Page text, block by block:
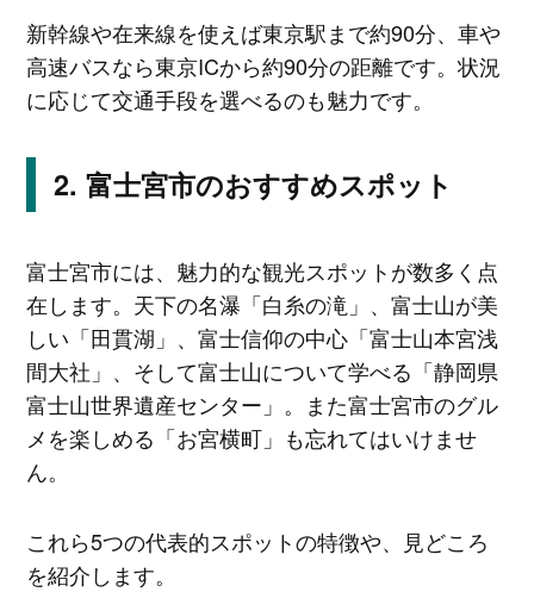
新幹線や在来線を使えば東京駅まで約90分、車や
高速バスなら東京ICから約90分の距離です。状況
に応じて交通手段を選べるのも魅力です。
富士宮市のおすすめスポット
富士宮市には、魅力的な観光スポットが数多く点
在します。天下の名瀑「白糸の滝」、富士山が美
しい「田貫湖」、富士信仰の中心「富士山本宮浅
間大社」、そして富士山について学べる「静岡県
富士山世界遺産センター」。また富士宮市のグル
メを楽しめる「お宮横町」も忘れてはいけませ
ん。
これら5つの代表的スポットの特徴や、見どころ
を紹介します。